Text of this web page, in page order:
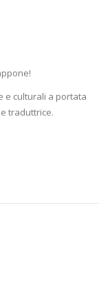
e culturali a portata
traduttrice.